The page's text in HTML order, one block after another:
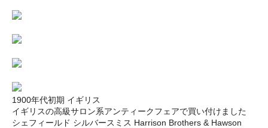
1900年代初期 イギリス
イギリスの高級サロン系アンティークフェアで買い付けました
シェフィールド シルバースミス Harrison Brothers & Hawson